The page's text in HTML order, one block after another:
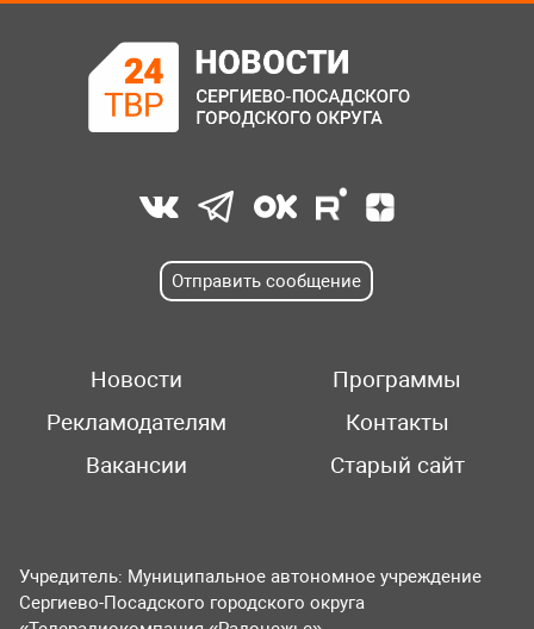
Отправить сообщение
Новости
Программы
Рекламодателям
Контакты
Вакансии
Старый сайт
Учредитель: Муниципальное автономное учреждение
Сергиево-Посадского городского округа